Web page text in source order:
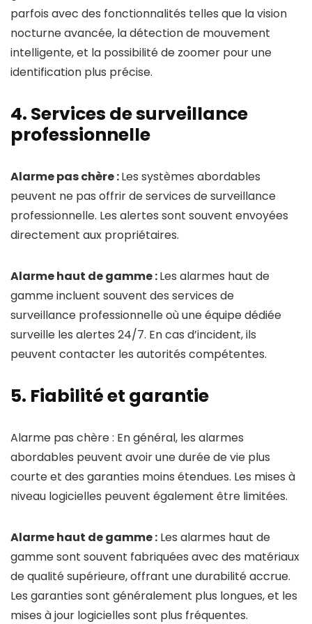
parfois avec des fonctionnalités telles que la vision
nocturne avancée, la détection de mouvement
intelligente, et la possibilité de zoomer pour une
identification plus précise.
4. Services de surveillance
professionnelle
Alarme pas chère :Les systèmes abordables
peuvent ne pas offrir de services de surveillance
professionnelle. Les alertes sont souvent envoyées
directement aux propriétaires.
Alarme haut de gamme :Les alarmes haut de
gamme incluent souvent des services de
surveillance professionnelle où une équipe dédiée
surveille les alertes 24/7. En cas d’incident, ils
peuvent contacter les autorités compétentes.
5. Fiabilité et garantie
Alarme pas chère : En général, les alarmes
abordables peuvent avoir une durée de vie plus
courte et des garanties moins étendues. Les mises à
niveau logicielles peuvent également être limitées.
Alarme haut de gamme : Les alarmes haut de
gamme sont souvent fabriquées avec des matériaux
de qualité supérieure, offrant une durabilité accrue.
Les garanties sont généralement plus longues, et les
mises à jour logicielles sont plus fréquentes.